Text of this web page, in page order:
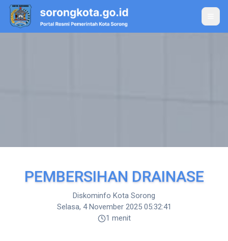
PEMBERSIHAN DRAINASE
Diskominfo Kota Sorong
Selasa, 4 November 2025 05:32:41
1 menit